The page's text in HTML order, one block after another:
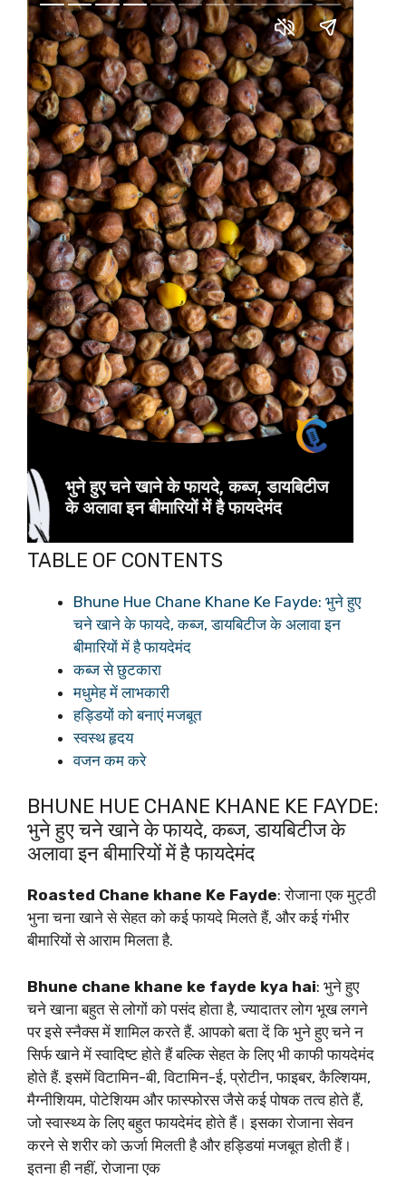
TABLE OF CONTENTS
Bhune Hue Chane Khane Ke Fayde: भुने हुए
चने खाने के फायदे, कब्ज, डायबिटीज के अलावा इन
बीमारियों में है फायदेमंद
कब्ज से छुटकारा
मधुमेह में लाभकारी
हड्डियों को बनाएं मजबूत
स्वस्थ हृदय
वजन कम करे
BHUNE HUE CHANE KHANE KE FAYDE:
भुने हुए चने खाने के फायदे, कब्ज, डायबिटीज के
अलावा इन बीमारियों में है फायदेमंद
Roasted Chane khane Ke Fayde: रोजाना एक मुट्ठी
भुना चना खाने से सेहत को कई फायदे मिलते हैं, और कई गंभीर
बीमारियों से आराम मिलता है.
Bhune chane khane ke fayde kya hai: भुने हुए
चने खाना बहुत से लोगों को पसंद होता है, ज्यादातर लोग भूख लगने
पर इसे स्नैक्स में शामिल करते हैं. आपको बता दें कि भुने हुए चने न
सिर्फ खाने में स्वादिष्ट होते हैं बल्कि सेहत के लिए भी काफी फायदेमंद
होते हैं. इसमें विटामिन-बी, विटामिन-ई, प्रोटीन, फाइबर, कैल्शियम,
मैग्नीशियम, पोटेशियम और फास्फोरस जैसे कई पोषक तत्व होते हैं,
जो स्वास्थ्य के लिए बहुत फायदेमंद होते हैं। इसका रोजाना सेवन
करने से शरीर को ऊर्जा मिलती है और हड्डियां मजबूत होती हैं।
इतना ही नहीं, रोजाना एक